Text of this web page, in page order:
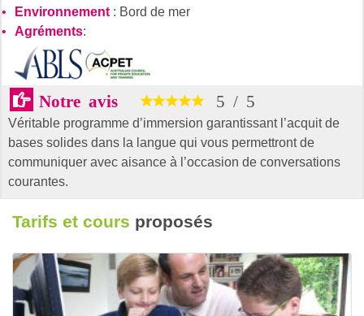
Environnement: Bord de mer
Agréments:
Notre avis 5 / 5
Véritable programme d’immersion garantissant l’acquit de
bases solides dans la langue qui vous permettront de
communiquer avec aisance à l’occasion de conversations
courantes.
Tarifs et cours proposés